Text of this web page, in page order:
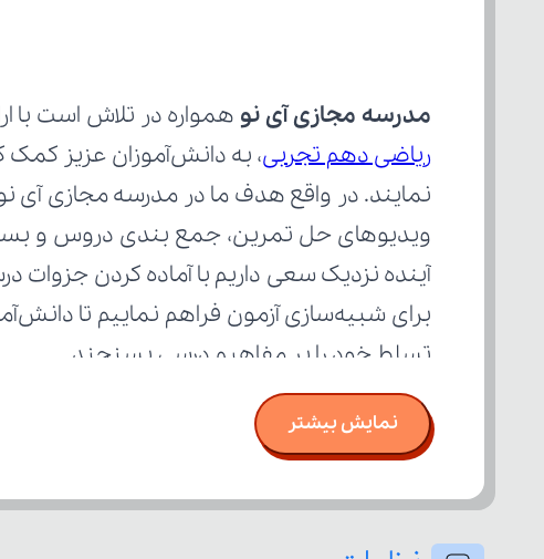
مدرسه مجازی آی نو همواره در تلاش است با
ریاضی دهم تجربی
تسلط خود را بر مفاهیم درسی بسنجند.
نمایش بیشتر